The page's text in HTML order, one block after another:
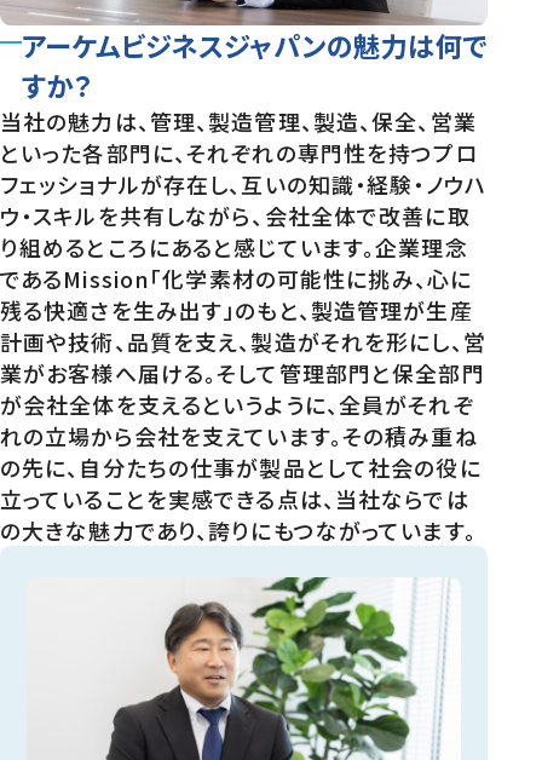
アーケムビジネスジャパンの魅力は何で
すか？
当社の魅力は、管理、製造管理、製造、保全、営業
といった各部門に、それぞれの専門性を持つプロ
フェッショナルが存在し、互いの知識・経験・ノウハ
ウ・スキルを共有しながら、会社全体で改善に取
り組めるところにあると感じています。企業理念
であるMission「化学素材の可能性に挑み、心に
残る快適さを生み出す」のもと、製造管理が生産
計画や技術、品質を支え、製造がそれを形にし、営
業がお客様へ届ける。そして管理部門と保全部門
が会社全体を支えるというように、全員がそれぞ
れの立場から会社を支えています。その積み重ね
の先に、自分たちの仕事が製品として社会の役に
立っていることを実感できる点は、当社ならでは
の大きな魅力であり、誇りにもつながっています。